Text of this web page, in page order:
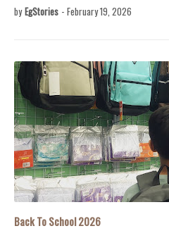
by EgStories - February 19, 2026
Back To School 2026